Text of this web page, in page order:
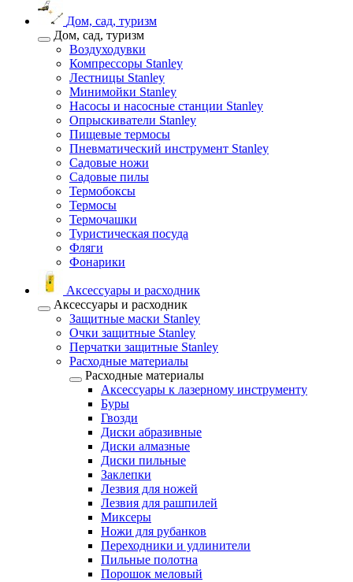
Дом, сад, туризм
Дом, сад, туризм
Воздуходувки
Компрессоры Stanley
Лестницы Stanley
Минимойки Stanley
Насосы и насосные станции Stanley
Опрыскиватели Stanley
Пищевые термосы
Пневматический инструмент Stanley
Садовые ножи
Садовые пилы
Термобоксы
Термосы
Термочашки
Туристическая посуда
Фляги
Фонарики
Аксессуары и расходник
Аксессуары и расходник
Защитные маски Stanley
Очки защитные Stanley
Перчатки защитные Stanley
Расходные материалы
Расходные материалы
Аксессуары к лазерному инструменту
Буры
Гвозди
Диски абразивные
Диски алмазные
Диски пильные
Заклепки
Лезвия для ножей
Лезвия для рашпилей
Миксеры
Ножи для рубанков
Переходники и удлинители
Пильные полотна
Порошок меловый